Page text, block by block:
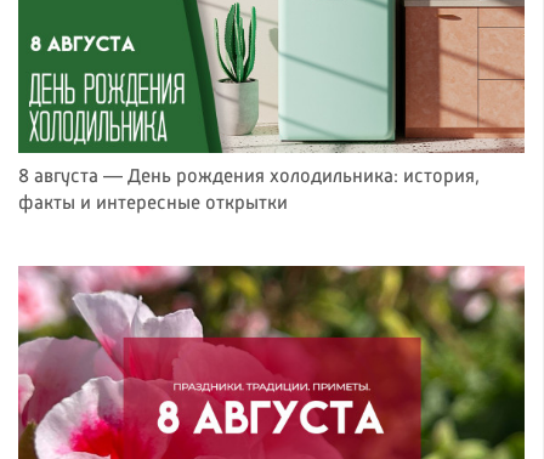
8 августа — День рождения холодильника: история,
факты и интересные открытки